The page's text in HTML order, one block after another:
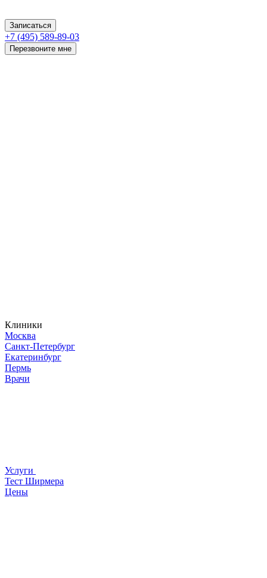
Записаться
+7 (495) 589-89-03
Перезвоните мне
Клиники
Москва
Санкт-Петербург
Екатеринбург
Пермь
Врачи
Услуги
Тест Ширмера
Цены